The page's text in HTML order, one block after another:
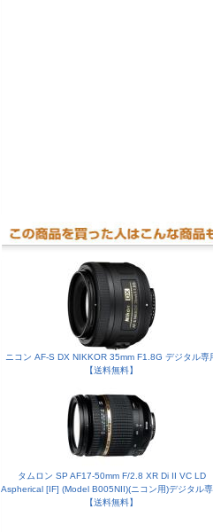
ニコン AF-S DX NIKKOR 35mm F1.8G デジタル専
【送料無料】
タムロン SP AF17-50mm F/2.8 XR Di II VC LD
Aspherical [IF] (Model B005NII)(ニコン用)デジタル
【送料無料】